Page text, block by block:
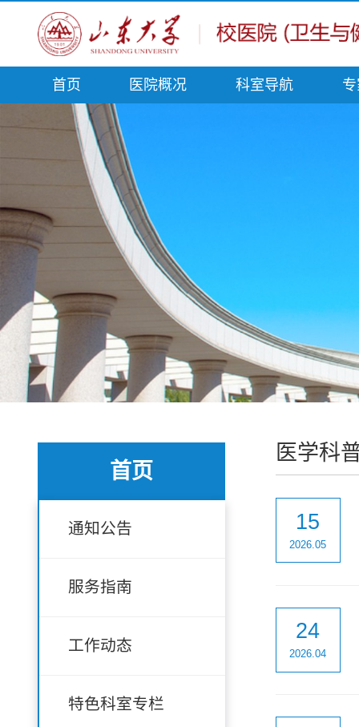
首页 医院概况 科室导航
首页
通知公告
服务指南
工作动态
特色科室专栏
医学科
15
2026.05
24
2026.04